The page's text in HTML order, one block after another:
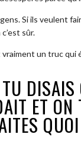
Si ils veulent
sûr.
vraiment un truc
ET